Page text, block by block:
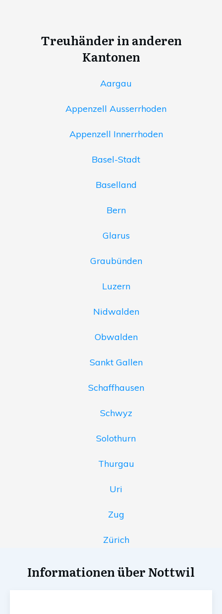
Treuhänder in anderen
Kantonen
Aargau
Appenzell Ausserrhoden
Appenzell Innerrhoden
Basel-Stadt
Baselland
Bern
Glarus
Graubünden
Luzern
Nidwalden
Obwalden
Sankt Gallen
Schaffhausen
Schwyz
Solothurn
Thurgau
Uri
Zug
Zürich
Informationen über Nottwil